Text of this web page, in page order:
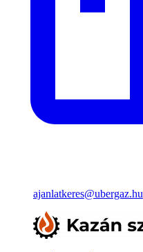
ajanlatkeres@ubergaz.hu